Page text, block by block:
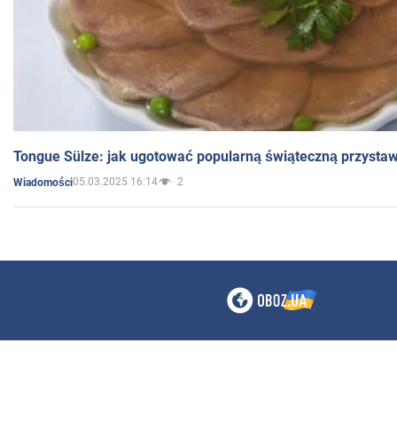
Tongue Sülze: jak ugotować popularną świąteczną
Wiadomości05.03.2025 16:14 2